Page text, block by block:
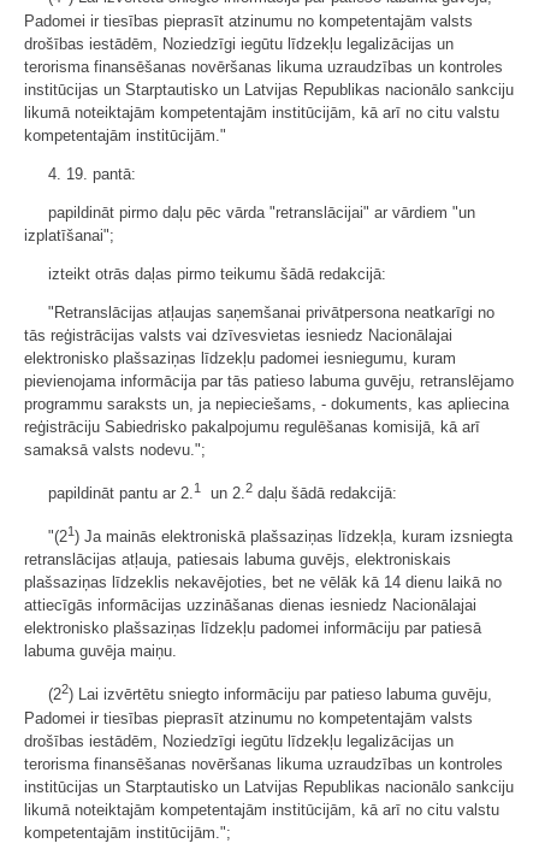
Padomei ir tiesības pieprasīt atzinumu no kompetentajām valsts
drošības iestādēm, Noziedzīgi iegūtu līdzekļu legalizācijas un
terorisma finansēšanas novēršanas likuma uzraudzības un kontroles
institūcijas un Starptautisko un Latvijas Republikas nacionālo sankciju
likumā noteiktajām kompetentajām institūcijām, kā arī no citu valstu
kompetentajām institūcijām."
4. 19. pantā:
papildināt pirmo daļu pēc vārda "retranslācijai" ar vārdiem "un
izplatīšanai";
izteikt otrās daļas pirmo teikumu šādā redakcijā:
"Retranslācijas atļaujas saņemšanai privātpersona neatkarīgi no
tās reģistrācijas valsts vai dzīvesvietas iesniedz Nacionālajai
elektronisko plašsaziņas līdzekļu padomei iesniegumu, kuram
pievienojama informācija par tās patieso labuma guvēju, retranslējamo
programmu saraksts un, ja nepieciešams, - dokuments, kas apliecina
reģistrāciju Sabiedrisko pakalpojumu regulēšanas komisijā, kā arī
samaksā valsts nodevu.";
papildināt pantu ar 2. 1 un 2. 2 daļu šādā redakcijā:
"(21) Ja mainās elektroniskā plašsaziņas līdzekļa, kuram izsniegta
retranslācijas atļauja, patiesais labuma guvējs, elektroniskais
plašsaziņas līdzeklis nekavējoties, bet ne vēlāk kā 14 dienu laikā no
attiecīgās informācijas uzzināšanas dienas iesniedz Nacionālajai
elektronisko plašsaziņas līdzekļu padomei informāciju par patiesā
labuma guvēja maiņu.
(22) Lai izvērtētu sniegto informāciju par patieso labuma guvēju,
Padomei ir tiesības pieprasīt atzinumu no kompetentajām valsts
drošības iestādēm, Noziedzīgi iegūtu līdzekļu legalizācijas un
terorisma finansēšanas novēršanas likuma uzraudzības un kontroles
institūcijas un Starptautisko un Latvijas Republikas nacionālo sankciju
likumā noteiktajām kompetentajām institūcijām, kā arī no citu valstu
kompetentajām institūcijām.";